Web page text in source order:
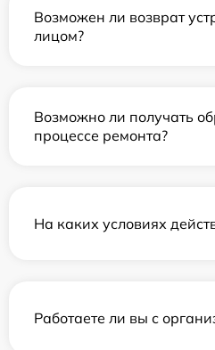
Возможен ли возврат
лицом?
Возможно ли получать
процессе ремонта?
На каких условиях
Работаете ли вы с